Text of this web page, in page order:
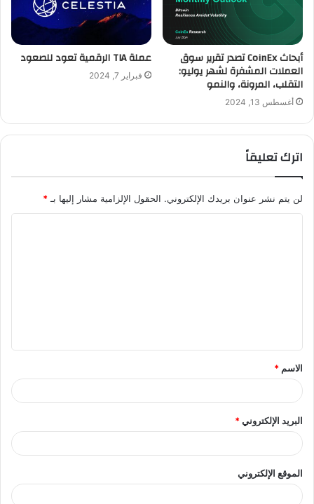
أبحاث CoinEx تصدر تقرير سوق
العملات المشفرة لشهر يوليو:
التقلب، المرونة، والنمو
أغسطس 13, 2024
عملة TIA الرقمية تعود للصعود
فبراير 7, 2024
اترك تعليقاً
لن يتم نشر عنوان بريدك الإلكتروني. الحقول الإلزامية مشار إليها بـ *
ق
*
الاسم *
البريد الإلكتروني*
الموقع الإلكتروني